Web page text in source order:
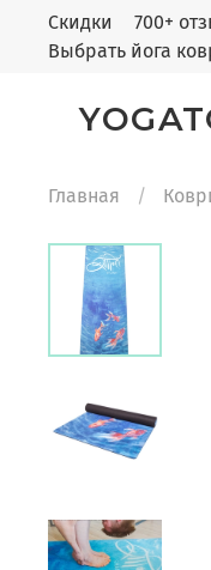
Скидки 700+
Выбрать йога
Главная